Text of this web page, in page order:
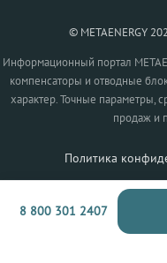
© METAENERGY
Информационный портал
компенсаторы и отводные
характер. Точные параметры,
продаж и
Политика
8 800 301 2407